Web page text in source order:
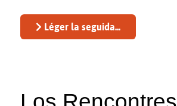
Léger la seguida...